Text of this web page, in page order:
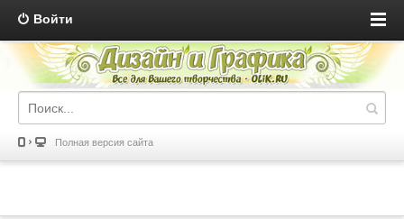
Войти
Полная версия сайта